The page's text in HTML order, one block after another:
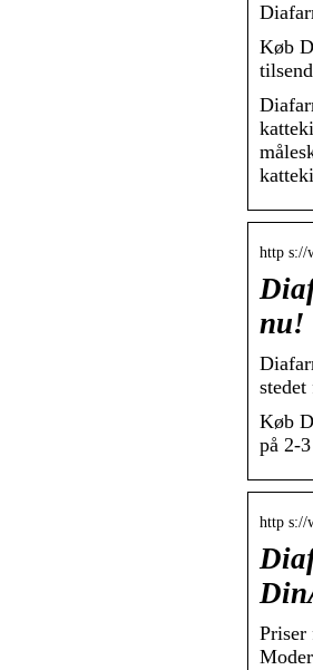
Køb
http s://
nu!
Køb
på 2-
http s://
Priser